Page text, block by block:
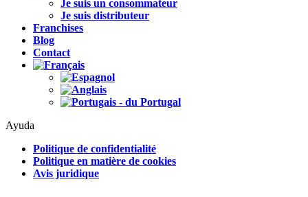
Je suis un consommateur
Je suis distributeur
Franchises
Blog
Contact
Ayuda
Politique de confidentialité
Politique en matière de cookies
Avis juridique